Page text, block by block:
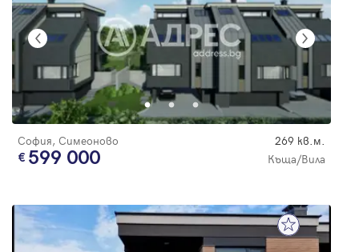
София, Симеоново 269 кв.м.
599 000 Къща/Вила